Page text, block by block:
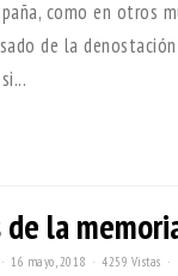
como en otros
de la
de la
16 mayo, 2018 4259 Vistas